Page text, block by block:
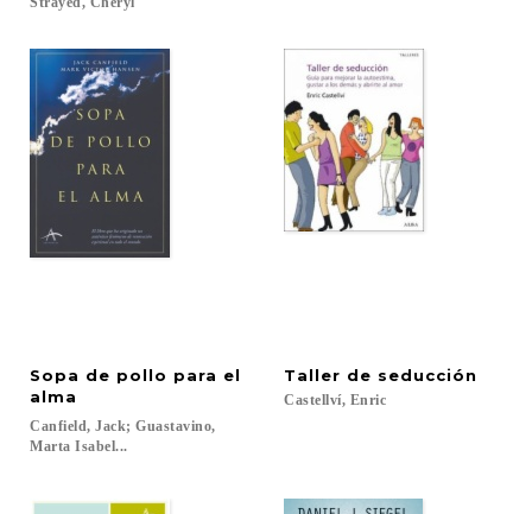
Sopa de pollo para el
alma
Canfield, Jack; Guastavino,
Marta Isabel...
Taller de seducción
Castellví, Enric